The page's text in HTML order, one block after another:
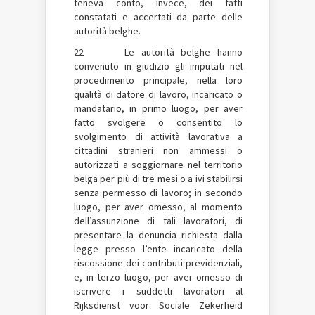
constatati e accertati da parte delle
autorità belghe.
22 Le autorità belghe hanno
convenuto in giudizio gli imputati nel
procedimento principale, nella loro
qualità di datore di lavoro, incaricato o
mandatario, in primo luogo, per aver
fatto svolgere o consentito lo
svolgimento di attività lavorativa a
cittadini stranieri non ammessi o
autorizzati a soggiornare nel territorio
belga per più di tre mesi o a ivi stabilirsi
senza permesso di lavoro; in secondo
luogo, per aver omesso, al momento
dell’assunzione di tali lavoratori, di
presentare la denuncia richiesta dalla
legge presso l’ente incaricato della
riscossione dei contributi previdenziali,
e, in terzo luogo, per aver omesso di
iscrivere i suddetti lavoratori al
Rijksdienst voor Sociale Zekerheid